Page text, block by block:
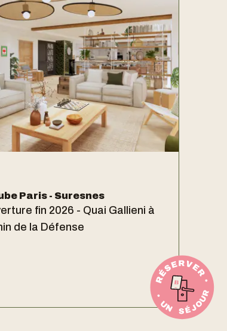
Paris - Suresnes
fin 2026 - Quai Gallieni à
de la Défense